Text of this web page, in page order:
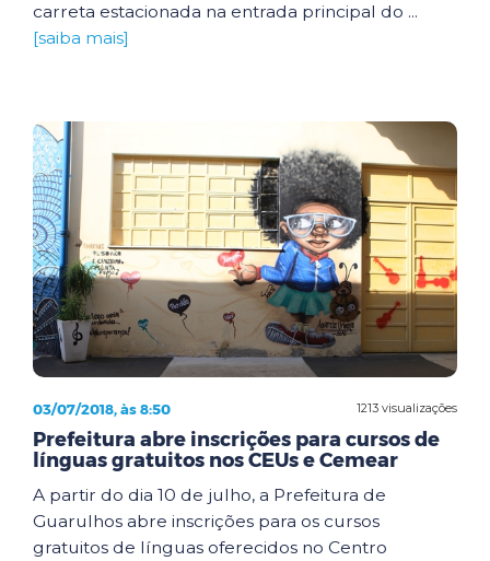
carreta estacionada na entrada principal do ...
[saiba mais]
1213 visualizações
03/07/2018, às 8:50
Prefeitura abre inscrições para cursos de
línguas gratuitos nos CEUs e Cemear
A partir do dia 10 de julho, a Prefeitura de
Guarulhos abre inscrições para os cursos
gratuitos de línguas oferecidos no Centro